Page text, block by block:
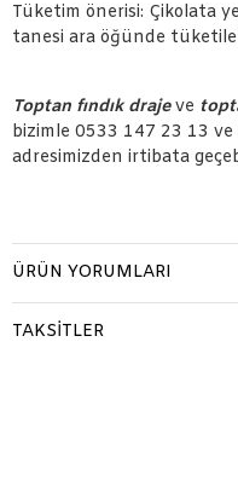
Tüketim önerisi: Çikolata
tanesi ara öğünde
Toptan fındık drajeve
bizimle 0533 147 23 13 ve
adresimizden irtibata
ÜRÜN YORUMLARI
TAKSITLER